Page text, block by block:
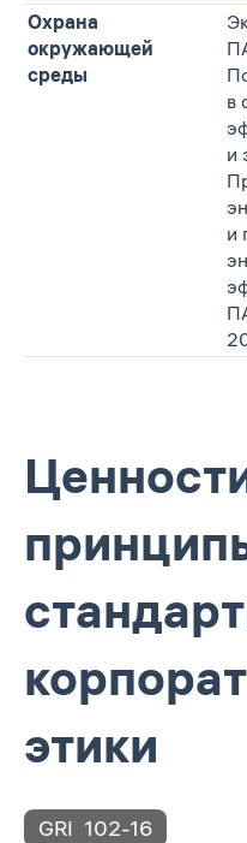
Охрана
окружающей
среды
в
и
и
этики
GRI 102-16